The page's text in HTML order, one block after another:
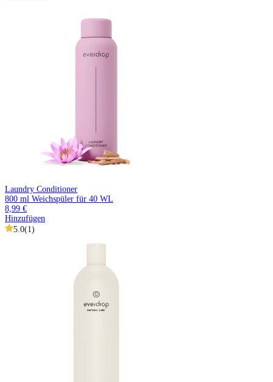
Laundry Conditioner
800 ml Weichspüler für 40 WL
8,99 €
Hinzufügen
5.0(1)